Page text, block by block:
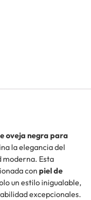
oveja negra para
la elegancia del
moderna. Esta
con piel de
un estilo inigualable,
excepcionales.